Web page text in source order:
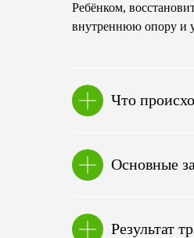
Ребёнком,
внутреннюю опору и
Что
Основные
Результат